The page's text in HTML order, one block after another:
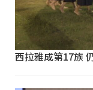
西拉雅成第17族